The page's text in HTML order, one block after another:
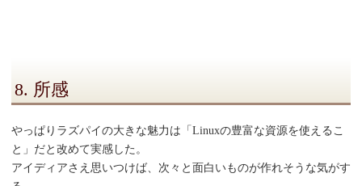
8. 所感
やっぱりラズパイの大きな魅力は「Linuxの豊富な資源を使えるこ
と」だと改めて実感した。
アイディアさえ思いつけば、次々と面白いものが作れそうな気がす